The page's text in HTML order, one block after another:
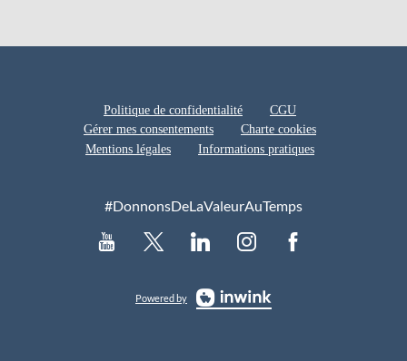
Politique de confidentialité
CGU
Gérer mes consentements
Charte cookies
Mentions légales
Informations pratiques
#DonnonsDeLaValeurAuTemps
Powered by